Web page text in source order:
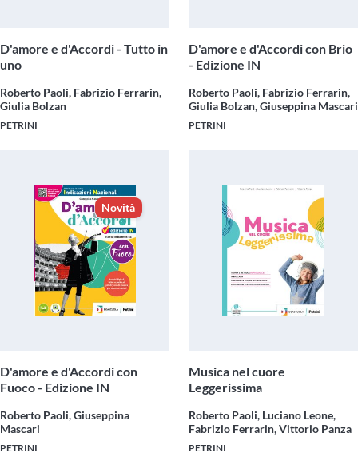
D'amore e d'Accordi - Tutto in
uno
Roberto Paoli, Fabrizio Ferrarin,
Giulia Bolzan
PETRINI
D'amore e d'Accordi con Brio
- Edizione IN
Roberto Paoli, Fabrizio Ferrarin,
Giulia Bolzan, Giuseppina Mascari
PETRINI
Novità
D'amore e d'Accordi con
Fuoco - Edizione IN
Roberto Paoli, Giuseppina
Mascari
PETRINI
Musica nel cuore
Leggerissima
Roberto Paoli, Luciano Leone,
Fabrizio Ferrarin, Vittorio Panza
PETRINI